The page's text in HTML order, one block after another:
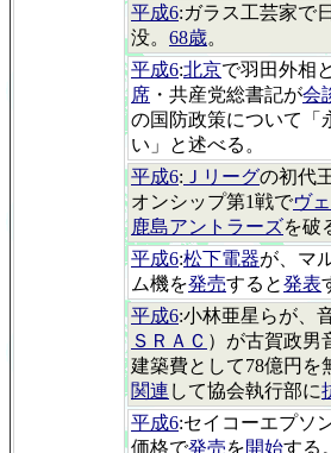
平成6:ガラス工芸家で
没。 68歳。
平成6:北京で羽田外相と
席 ・共産党総書記が会
の国防政策について「
い」と述べる。
平成6: Ｊリーグの初代
オンシップ第1戦でヴ
鹿島アントラーズを破
平成6:松下電器が、マ
ム機を発売すると発表
平成6:小林亜星らが、
ＳＲＡＣ ）が古賀政男
建築費として78億円を
関連 して協会執行部に
平成6:セイコーエプソ
価格で発売を開始する。